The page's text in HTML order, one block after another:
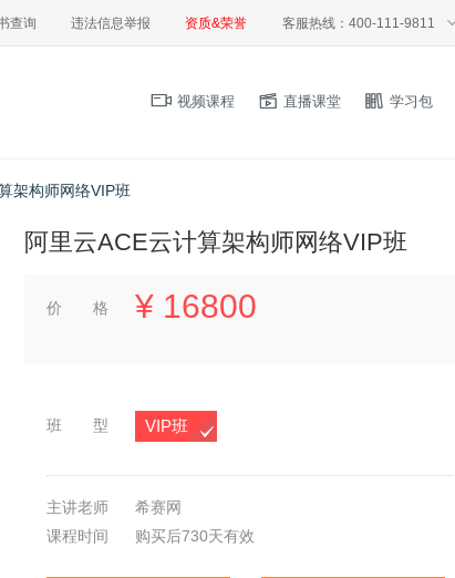
查询 违法信息举报 资质&荣誉 客服热线：400-111-9811
视频课程 直播课堂 学习包
架构师网络VIP班
阿里云ACE云计算架构师网络VIP班
价 格 ¥ 16800
班 型 VIP班
主讲老师
希赛网
课程时间
购买后730天有效